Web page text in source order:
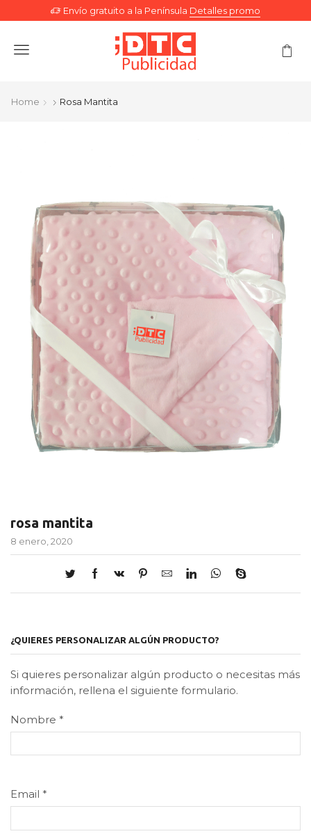
Envío gratuito a la Península Detalles promo
Menu
Home Rosa Mantita
rosa mantita
8 enero, 2020
¿QUIERES PERSONALIZAR ALGÚN PRODUCTO?
Si quieres personalizar algún producto o necesitas más
información, rellena el siguiente formulario.
Nombre *
Email *